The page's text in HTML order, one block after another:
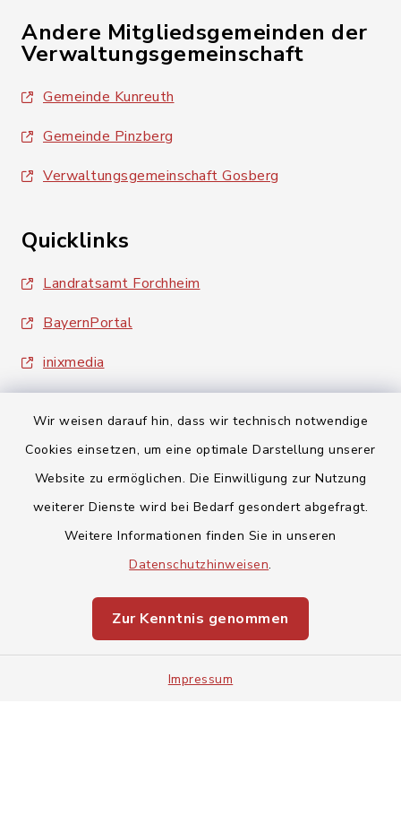
Wir weisen darauf hin, dass wir technisch notwendige
Cookies einsetzen, um eine optimale Darstellung unserer
Website zu ermöglichen. Die Einwilligung zur Nutzung
weiterer Dienste wird bei Bedarf gesondert abgefragt.
Weitere Informationen finden Sie in unseren
Datenschutzhinweisen.
Zur Kenntnis genommen
Impressum
Andere Mitgliedsgemeinden der
Verwaltungsgemeinschaft
Gemeinde Kunreuth
Gemeinde Pinzberg
Verwaltungsgemeinschaft Gosberg
Quicklinks
Landratsamt Forchheim
BayernPortal
inixmedia
Barrierefreiheit
Impressum
Sitemap